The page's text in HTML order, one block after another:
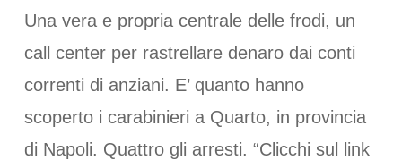
Una vera e propria centrale delle frodi, un
call center per rastrellare denaro dai conti
correnti di anziani. E’ quanto hanno
scoperto i carabinieri a Quarto, in provincia
di Napoli. Quattro gli arresti. “Clicchi sul link